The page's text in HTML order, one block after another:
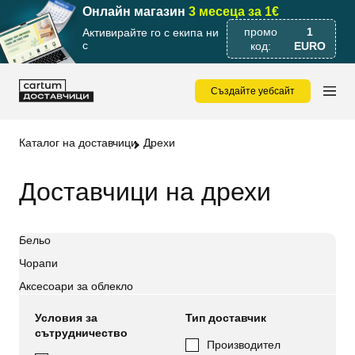
Онлайн магазин 3 месеца за 1€
Активирайте го с екипа ни
с
промо
код:
1
EURO
Създайте уебсайт
Каталог на доставчици Дрехи
Доставчици на дрехи
Бельо
Чорапи
Аксесоари за облекло
Условия за
сътрудничество
Тип доставчик
Производител